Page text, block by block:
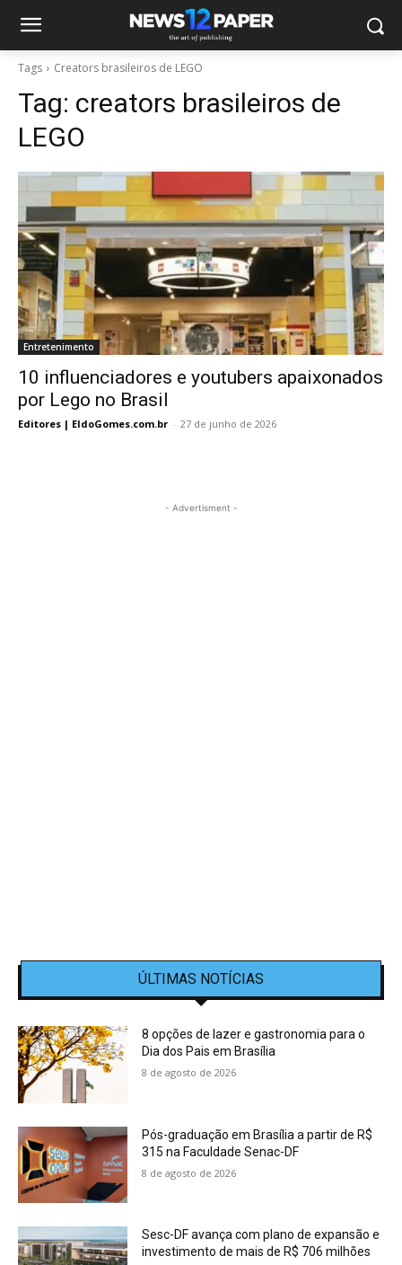
Tags Creators brasileiros de LEGO
Tag: creators brasileiros de
LEGO
Entretenimento
10 influenciadores e youtubers apaixonados
por Lego no Brasil
Editores | EldoGomes.com.br - 27 de junho de 2026
- Advertisment -
ÚLTIMAS NOTÍCIAS
8 opções de lazer e gastronomia para o
Dia dos Pais em Brasília
8 de agosto de 2026
Pós-graduação em Brasília a partir de R$
315 na Faculdade Senac-DF
8 de agosto de 2026
Sesc-DF avança com plano de expansão e
investimento de mais de R$ 706 milhões